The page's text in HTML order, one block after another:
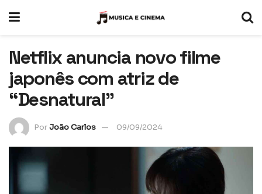
Netflix anuncia novo filme
japonês com atriz de
“Desnatural”
PorJoão Carlos 09/09/2024